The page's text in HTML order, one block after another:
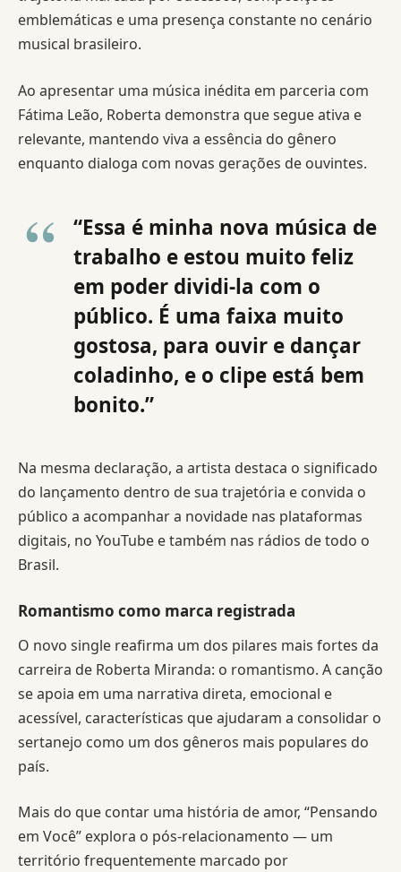
emblemáticas e uma presença constante no cenário
musical brasileiro.
Ao apresentar uma música inédita em parceria com
Fátima Leão, Roberta demonstra que segue ativa e
relevante, mantendo viva a essência do gênero
enquanto dialoga com novas gerações de ouvintes.
“Essa é minha nova música de
trabalho e estou muito feliz
em poder dividi-la com o
público. É uma faixa muito
gostosa, para ouvir e dançar
coladinho, e o clipe está bem
bonito.”
Na mesma declaração, a artista destaca o significado
do lançamento dentro de sua trajetória e convida o
público a acompanhar a novidade nas plataformas
digitais, no YouTube e também nas rádios de todo o
Brasil.
Romantismo como marca registrada
O novo single reafirma um dos pilares mais fortes da
carreira de Roberta Miranda: o romantismo. A canção
se apoia em uma narrativa direta, emocional e
acessível, características que ajudaram a consolidar o
sertanejo como um dos gêneros mais populares do
país.
Mais do que contar uma história de amor, “Pensando
em Você” explora o pós-relacionamento — um
território frequentemente marcado por